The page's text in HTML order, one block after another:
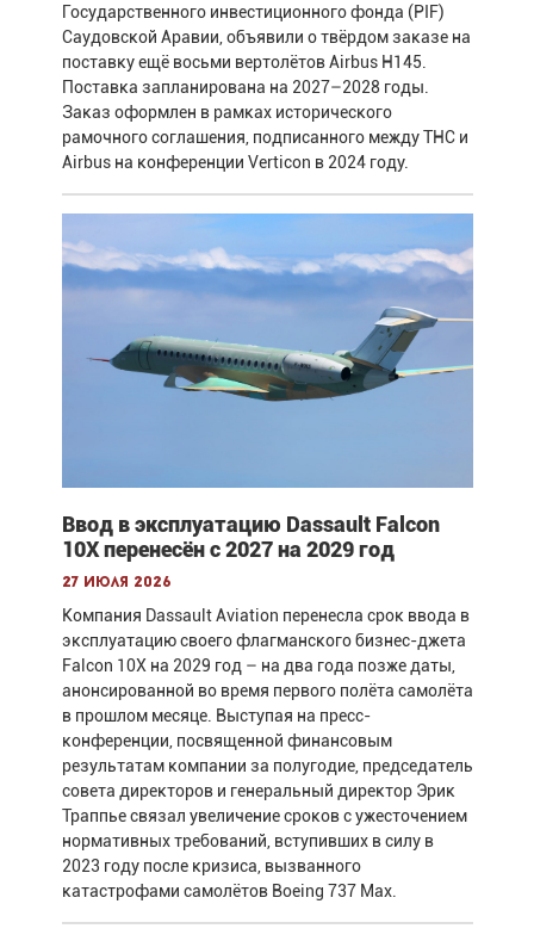
Государственного инвестиционного фонда (PIF)
Саудовской Аравии, объявили о твёрдом заказе на
поставку ещё восьми вертолётов Airbus H145.
Поставка запланирована на 2027–2028 годы.
Заказ оформлен в рамках исторического
рамочного соглашения, подписанного между THC и
Airbus на конференции Verticon в 2024 году.
Ввод в эксплуатацию Dassault Falcon
10X перенесён с 2027 на 2029 год
27 июля 2026
Компания Dassault Aviation перенесла срок ввода в
эксплуатацию своего флагманского бизнес-джета
Falcon 10X на 2029 год – на два года позже даты,
анонсированной во время первого полёта самолёта
в прошлом месяце. Выступая на пресс-
конференции, посвященной финансовым
результатам компании за полугодие, председатель
совета директоров и генеральный директор Эрик
Траппье связал увеличение сроков с ужесточением
нормативных требований, вступивших в силу в
2023 году после кризиса, вызванного
катастрофами самолётов Boeing 737 Max.